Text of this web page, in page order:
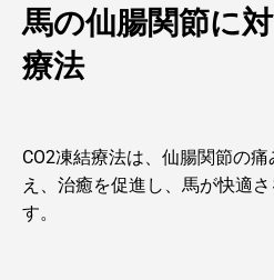
馬の仙腸関節に
療法
CO2凍結療法は、仙腸関節の
え、治癒を促進し、馬が快適
す。